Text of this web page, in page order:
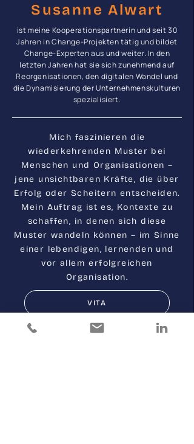
Susanne Alwart
ist meine Kooperationspartnerin und seit 30
Jahren in Change-Projekten tätig und bildet
Change-Experten aus und weiter. In den
letzten Jahren hat sie sich zunehmend auf
Reorganisationen, den digitalen Wandel und
die Dynamisierung der Unternehmenskulturen
spezialisiert.
Mich faszinieren die
wiederkehrenden Muster bei
Menschen und Organisationen –
jene unsichtbaren Kräfte, die über
Erfolg oder Scheitern entscheiden.
Mein Auftrag ist es, Kontexte zu
schaffen, in denen sich diese
Muster wandeln können – im Sinne
einer lebendigen, lernenden und
vor allem erfolgreichen
Organisation.
VITA